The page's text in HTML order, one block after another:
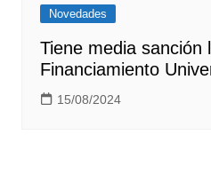
Novedades
Tiene media sanción
Financiamiento
15/08/2024